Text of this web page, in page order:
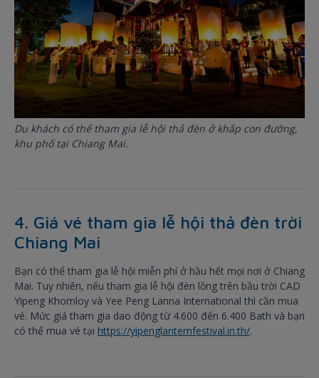
Du khách có thể tham gia lễ hội thả đèn ở khắp con đường,
khu phố tại Chiang Mai.
4. Giá vé tham gia lễ hội thả đèn trời
Chiang Mai
Bạn có thể tham gia lễ hội miễn phí ở hầu hết mọi nơi ở Chiang
Mai. Tuy nhiên, nếu tham gia lễ hội đèn lồng trên bầu trời CAD
Yipeng Khomloy và Yee Peng Lanna International thì cần mua
vé. Mức giá tham gia dao động từ 4.600 đến 6.400 Bath và bạn
có thể mua vé tại https://yipenglanternfestival.in.th/.